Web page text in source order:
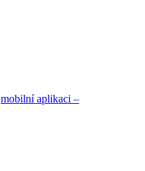
mobilní aplikaci –